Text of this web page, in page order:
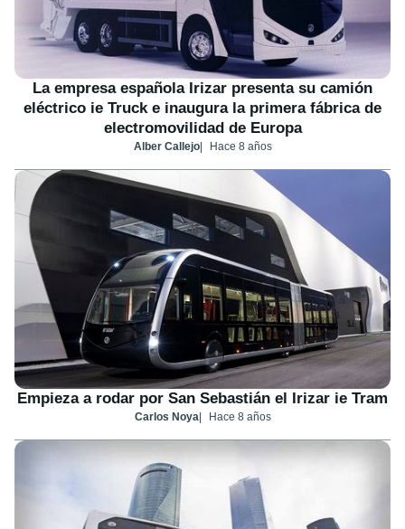
La empresa española Irizar presenta su camión
eléctrico ie Truck e inaugura la primera fábrica de
electromovilidad de Europa
Alber Callejo Hace 8 años
Empieza a rodar por San Sebastián el Irizar ie Tram
Carlos Noya Hace 8 años